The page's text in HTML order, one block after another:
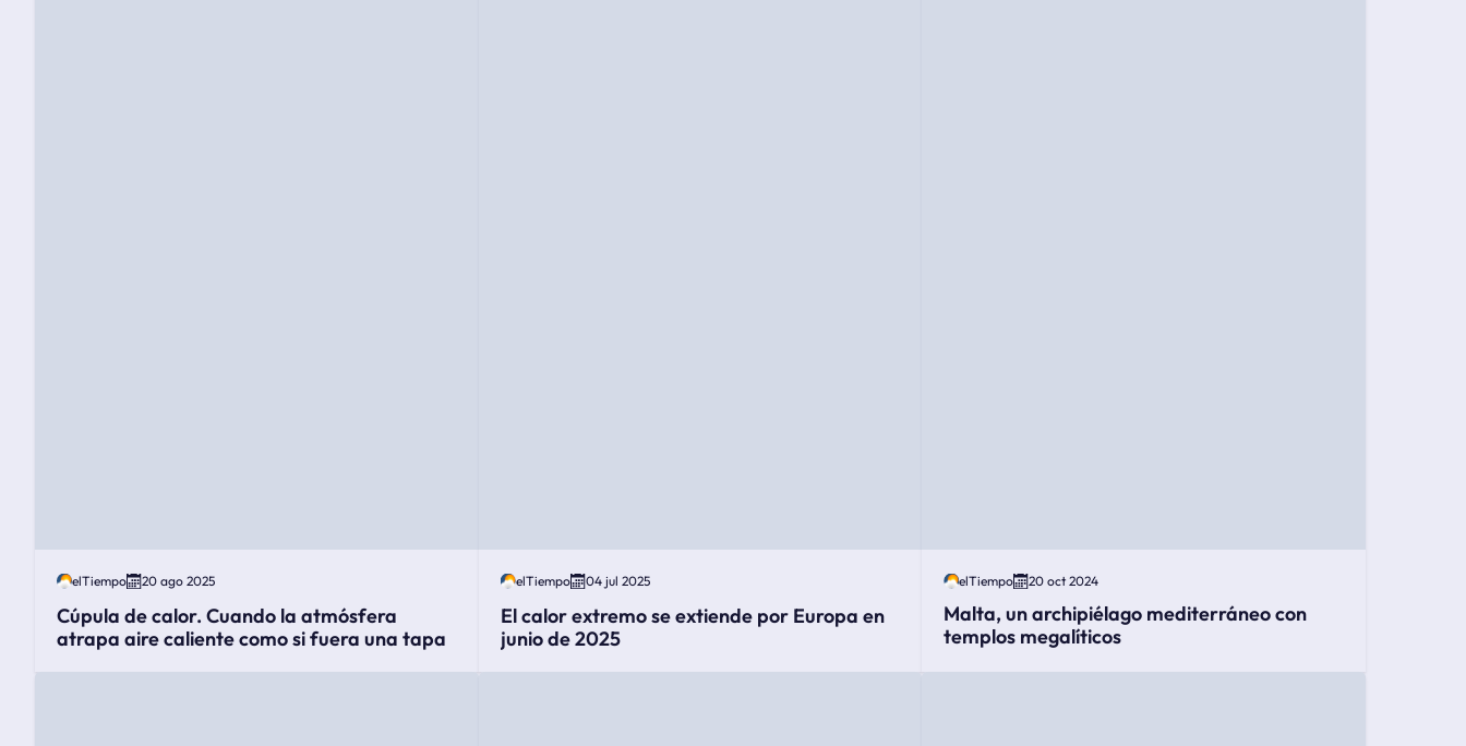
elTiempo 20 ago 2025
Cúpula de calor. Cuando la atmósfera
atrapa aire caliente como si fuera una tapa
elTiempo 04 jul 2025
El calor extremo se extiende por Europa en
junio de 2025
elTiempo 20 oct 2024
Malta, un archipiélago mediterráneo con
templos megalíticos